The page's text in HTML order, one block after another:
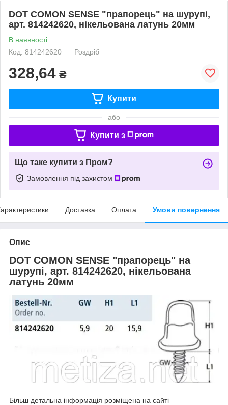
DOT COMON SENSE "прапорець" на шурупі,
арт. 814242620, нікельована латунь 20мм
В наявності
Код: 814242620
Роздріб
328,64 ₴
Купити
або
Купити з
Що таке купити з Пром?
Замовлення під захистом
Доставка Оплата Умови повернення
Опис
DOT COMON SENSE "прапорець" на
шурупі, арт. 814242620, нікельована
латунь 20мм
Більш детальна інформація розміщена на сайті